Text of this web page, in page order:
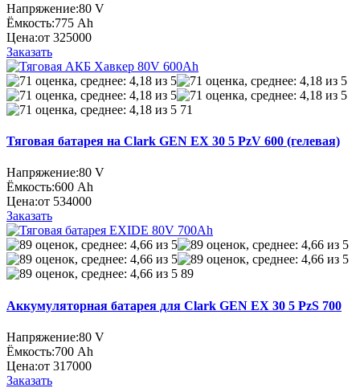
Напряжение:80 V
Ёмкость:775 Ah
Цена:от 325000
Заказать
71
Тяговая батарея на Clark GEN EX 30 5 PzV 600 (гелевая)
Напряжение:80 V
Ёмкость:600 Ah
Цена:от 534000
Заказать
89
Аккумуляторная батарея для Clark GEN EX 30 5 PzS 700
Напряжение:80 V
Ёмкость:700 Ah
Цена:от 317000
Заказать